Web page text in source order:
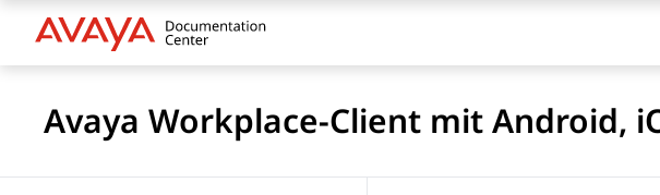
Avaya Workplace-Client mit Android,